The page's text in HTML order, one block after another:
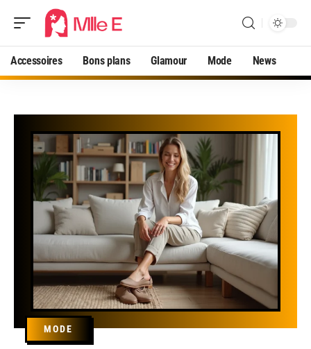
Accessoires Bons plans Glamour Mode News
MODE